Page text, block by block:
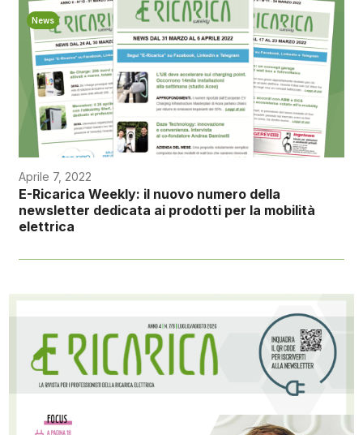
News
Aprile 7, 2022
E-Ricarica Weekly: il nuovo numero della
newsletter dedicata ai prodotti per la mobilità
elettrica